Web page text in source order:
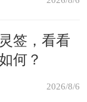
线和气息
意人眼中
签，看看
何？
2026/8/6